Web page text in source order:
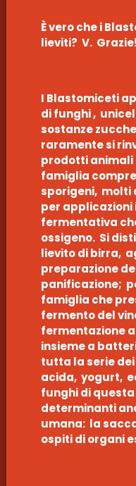
È vero che i
lieviti? V. Grazie!
I Blastomiceti
di funghi ,
sostanze
raramente si
prodotti animali
famiglia
sporigeni, molti
per
fermentativa
ossigeno. Si
lievito di birra,
preparazione
panificazione;
famiglia che
fermento del
fermentazione
insieme a
tutta la serie
acida, yogurt,
funghi di
determinanti
umana: la
ospiti di organi